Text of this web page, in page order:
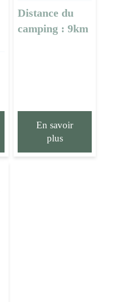
Distance du
camping : 9km
En savoir
plus